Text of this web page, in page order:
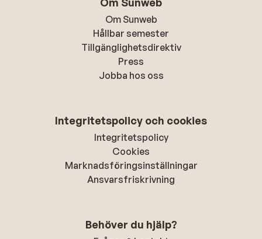
Om Sunweb
Hållbar semester
Tillgänglighetsdirektiv
Press
Jobba hos oss
Integritetspolicy och cookies
Integritetspolicy
Cookies
Marknadsföringsinställningar
Ansvarsfriskrivning
Behöver du hjälp?